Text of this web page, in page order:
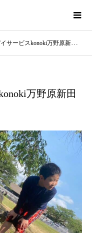
konoki万野原新田 新聞紙合戦・水遊び
万野原新田